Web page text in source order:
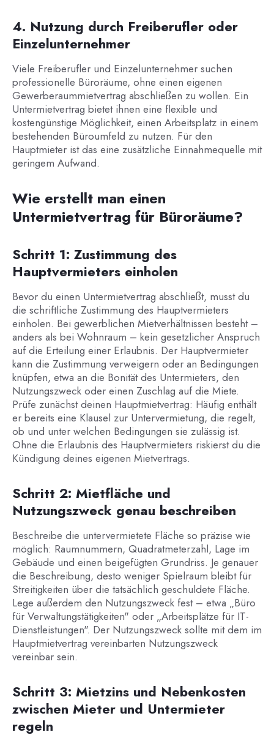
4. Nutzung durch Freiberufler oder
Einzelunternehmer
Viele Freiberufler und Einzelunternehmer suchen
professionelle Büroräume, ohne einen eigenen
Gewerberaummietvertrag abschließen zu wollen. Ein
Untermietvertrag bietet ihnen eine flexible und
kostengünstige Möglichkeit, einen Arbeitsplatz in einem
bestehenden Büroumfeld zu nutzen. Für den
Hauptmieter ist das eine zusätzliche Einnahmequelle mit
geringem Aufwand.
Wie erstellt man einen
Untermietvertrag für Büroräume?
Schritt 1: Zustimmung des
Hauptvermieters einholen
Bevor du einen Untermietvertrag abschließt, musst du
die schriftliche Zustimmung des Hauptvermieters
einholen. Bei gewerblichen Mietverhältnissen besteht –
anders als bei Wohnraum – kein gesetzlicher Anspruch
auf die Erteilung einer Erlaubnis. Der Hauptvermieter
kann die Zustimmung verweigern oder an Bedingungen
knüpfen, etwa an die Bonität des Untermieters, den
Nutzungszweck oder einen Zuschlag auf die Miete.
Prüfe zunächst deinen Hauptmietvertrag: Häufig enthält
er bereits eine Klausel zur Untervermietung, die regelt,
ob und unter welchen Bedingungen sie zulässig ist.
Ohne die Erlaubnis des Hauptvermieters riskierst du die
Kündigung deines eigenen Mietvertrags.
Schritt 2: Mietfläche und
Nutzungszweck genau beschreiben
Beschreibe die untervermietete Fläche so präzise wie
möglich: Raumnummern, Quadratmeterzahl, Lage im
Gebäude und einen beigefügten Grundriss. Je genauer
die Beschreibung, desto weniger Spielraum bleibt für
Streitigkeiten über die tatsächlich geschuldete Fläche.
Lege außerdem den Nutzungszweck fest – etwa „Büro
für Verwaltungstätigkeiten" oder „Arbeitsplätze für IT-
Dienstleistungen". Der Nutzungszweck sollte mit dem im
Hauptmietvertrag vereinbarten Nutzungszweck
vereinbar sein.
Schritt 3: Mietzins und Nebenkosten
zwischen Mieter und Untermieter
regeln